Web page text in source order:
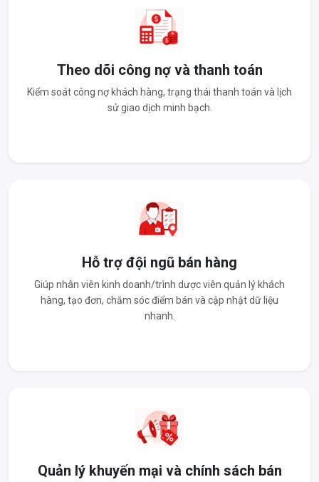
Theo dõi công nợ và thanh toán
Kiểm soát công nợ khách hàng, trạng thái thanh toán và lịch
sử giao dịch minh bạch.
Hỗ trợ đội ngũ bán hàng
Giúp nhân viên kinh doanh/trình dược viên quản lý khách
hàng, tạo đơn, chăm sóc điểm bán và cập nhật dữ liệu
nhanh.
Quản lý khuyến mại và chính sách bán